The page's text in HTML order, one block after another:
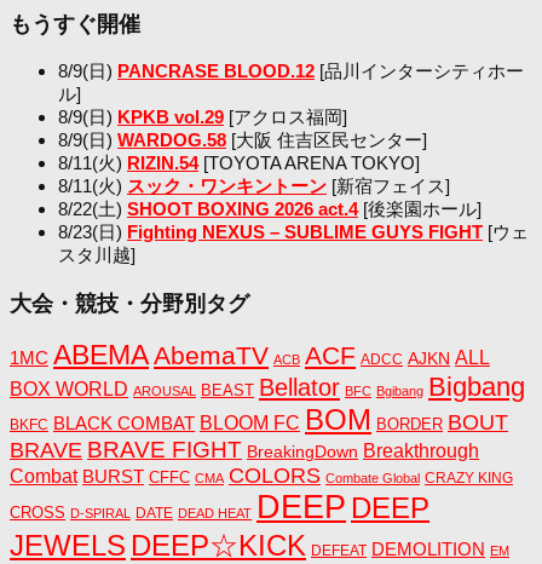
もうすぐ開催
8/9(日) PANCRASE BLOOD.12 [品川インターシティホー
ル]
8/9(日) KPKB vol.29 [アクロス福岡]
8/9(日) WARDOG.58 [大阪 住吉区民センター]
8/11(火) RIZIN.54[TOYOTA ARENA TOKYO]
8/11(火) スック・ワンキントーン [新宿フェイス]
8/22(土) SHOOT BOXING 2026 act.4[後楽園ホール]
8/23(日) Fighting NEXUS – SUBLIME GUYS FIGHT [ウェ
スタ川越]
大会・競技・分野別タグ
1MC ABEMAAbemaTV ACB ACF ADCC AJKN ALL
BOX WORLD AROUSAL BEAST Bellator BFC Bgibang Bigbang
BKFC BLACK COMBAT BLOOM FC BOM BORDER BOUT
BRAVE BRAVE FIGHT BreakingDown Breakthrough
Combat BURST CFFC CMA COLORS Combate Global CRAZY KING
CROSS D-SPIRAL DATE DEAD HEAT DEEP DEEP
JEWELS DEEP☆KICK DEFEAT DEMOLITION EM